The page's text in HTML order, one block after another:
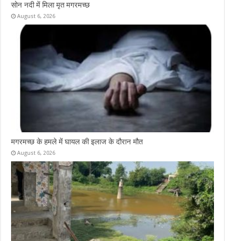
सोन नदी में मिला मृत मगरमच्छ
August 6, 2026
मगरमच्छ के हमले में घायल की इलाज के दौरान मौत
August 6, 2026